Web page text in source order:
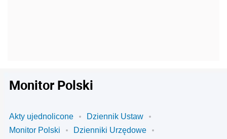
Monitor Polski
Akty ujednolicone
Dziennik Ustaw
Monitor Polski
Dzienniki Urzędowe